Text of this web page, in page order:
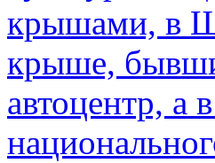
крышами, в
крыше,
автоцентр, а